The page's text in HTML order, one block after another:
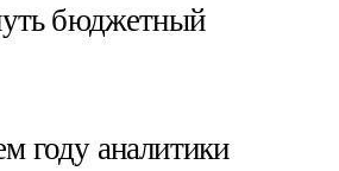
бюджетный
году аналитики